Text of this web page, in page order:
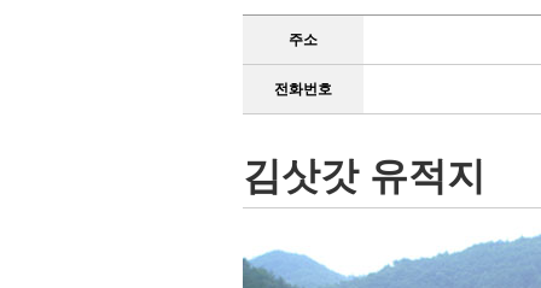
주소
전화번호
김삿갓 유적지